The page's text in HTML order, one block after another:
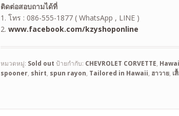
ติดต่อสอบถามได้ที่
1. โทร : 086-555-1877 ( WhatsApp , LINE )
2.www.facebook.com/kzyshoponline
หมวดหมู่: Sold out ป้ายกำกับ: CHEVROLET CORVETTE,
spooner, shirt, spun rayon, Tailored in Hawaii, ฮาวาย, เ